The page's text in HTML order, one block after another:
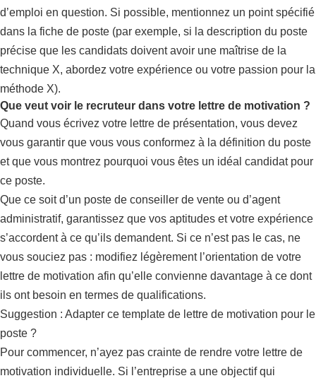
d’emploi en question. Si possible, mentionnez un point spécifié
dans la fiche de poste (par exemple, si la description du poste
précise que les candidats doivent avoir une maîtrise de la
technique X, abordez votre expérience ou votre passion pour la
méthode X).
Que veut voir le recruteur dans votre lettre de motivation ?
Quand vous écrivez votre lettre de présentation, vous devez
vous garantir que vous vous conformez à la définition du poste
et que vous montrez pourquoi vous êtes un idéal candidat pour
ce poste.
Que ce soit d’un poste de conseiller de vente ou d’agent
administratif, garantissez que vos aptitudes et votre expérience
s’accordent à ce qu’ils demandent. Si ce n’est pas le cas, ne
vous souciez pas : modifiez légèrement l’orientation de votre
lettre de motivation afin qu’elle convienne davantage à ce dont
ils ont besoin en termes de qualifications.
Suggestion : Adapter ce template de lettre de motivation pour le
poste ?
Pour commencer, n’ayez pas crainte de rendre votre lettre de
motivation individuelle. Si l’entreprise a une objectif qui